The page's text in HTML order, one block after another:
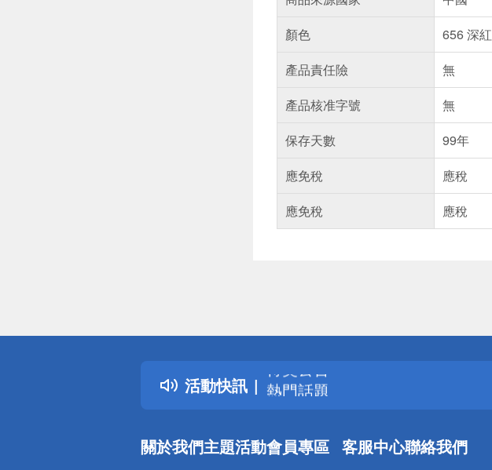
顏色
656 深紅
產品責任險
無
產品核准字號
無
保存天數
99年
應免稅
應稅
應免稅
應稅
活動快訊
詐騙網頁！請小心！
得獎公告
熱門話題
銀行優惠
詐騙網頁！請小心！
關於我們主題活動會員專區 客服中心聯絡我們